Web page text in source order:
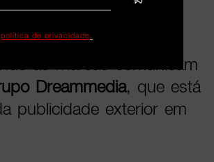
as marcas comunicam
Dreammedia, que está
publicidade exterior em
política de privacidade.